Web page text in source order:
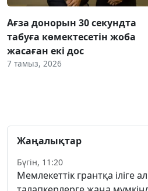
Ағза донорын 30 секундта
табуға көмектесетін жоба
жасаған екі дос
7 тамыз, 2026
Жаңалықтар
Бүгін, 11:20
Мемлекеттік грантқа іліге